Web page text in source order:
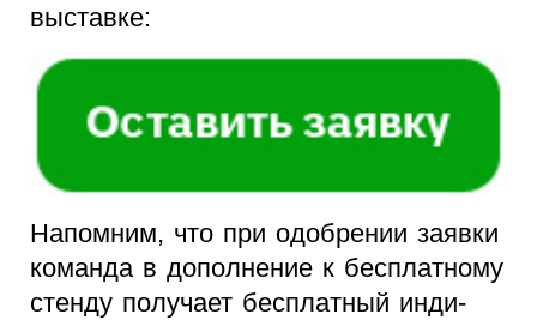
выставке:
Напомним, что при одобрении заявки
команда в дополнение к бесплатному
стенду получает бесплатный инди-